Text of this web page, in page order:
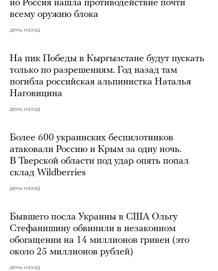
но Россия нашла противодействие почти
всему оружию блока
день назад
На пик Победы в Кыргызстане будут пускать
только по разрешениям. Год назад там
погибла российская альпинистка Наталья
Наговицина
день назад
Более 600 украинских беспилотников
атаковали Россию и Крым за одну ночь.
В Тверской области под удар опять попал
склад Wildberries
день назад
Бывшего посла Украины в США Ольгу
Стефанишину обвинили в незаконном
обогащении на 14 миллионов гривен (это
около 25 миллионов рублей)
день назад